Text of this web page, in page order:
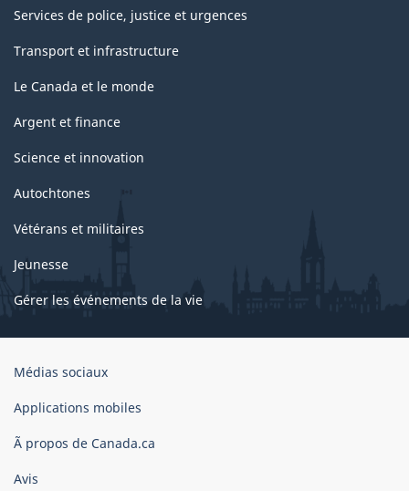
Services de police, justice et urgences
Transport et infrastructure
Le Canada et le monde
Argent et finance
Science et innovation
Autochtones
Vétérans et militaires
Jeunesse
Gérer les événements de la vie
Organisation
gouvernement
Canada
Médias sociaux
Applications mobiles
Ã propos de Canada.ca
Avis